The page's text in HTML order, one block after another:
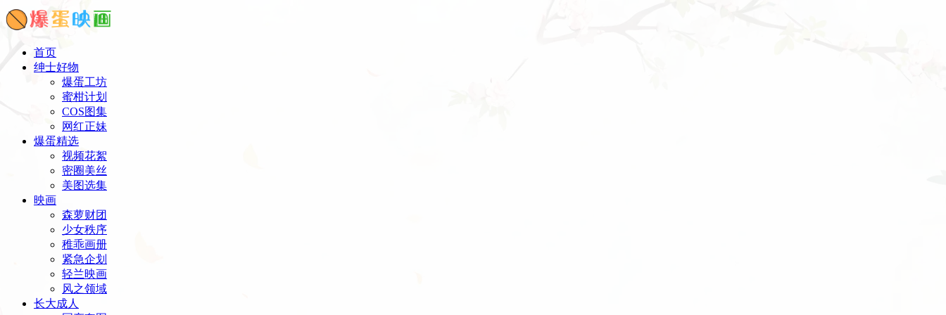
首页
绅士好物
爆蛋工坊
蜜柑计划
COS图集
网红正妹
爆蛋精选
视频花絮
密圈美丝
美图选集
映画
森萝财团
少女秩序
稚乖画册
紧急企划
轻兰映画
风之领域
长大成人